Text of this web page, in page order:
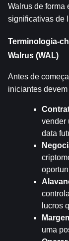
Walrus de forma
significativas de
Terminologia-
Walrus (WAL)
Antes de
iniciantes
vender
data
lucros
uma